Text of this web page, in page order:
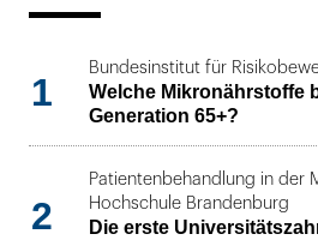
1
Bundesinstitut für
Welche Mikronährstoffe
Generation 65+?
2
Patientenbehandlung in der
Hochschule Brandenburg
Die erste